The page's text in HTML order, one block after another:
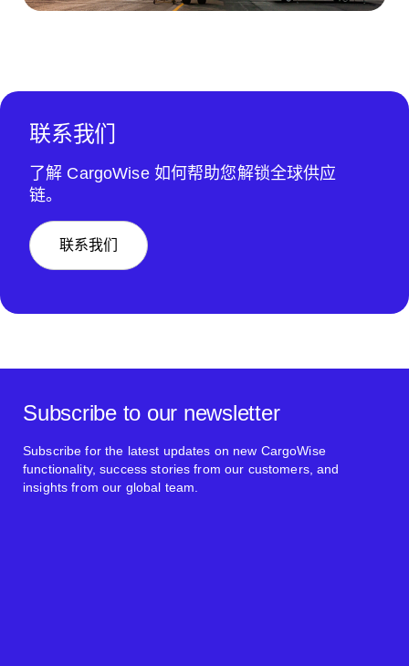
联系我们
了解 CargoWise 如何帮助您解锁全球供应
链。
联系我们
Subscribe to our newsletter
Subscribe for the latest updates on new CargoWise
functionality, success stories from our customers, and
insights from our global team.